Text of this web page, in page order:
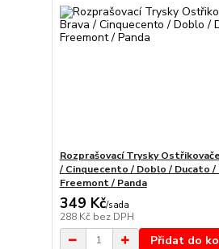
Rozprašovací Trysky
/ Cinquecento / Doblo / Ducato /
Freemont / Panda
349 Kč/sada
288 Kč bez DPH
Přidat do